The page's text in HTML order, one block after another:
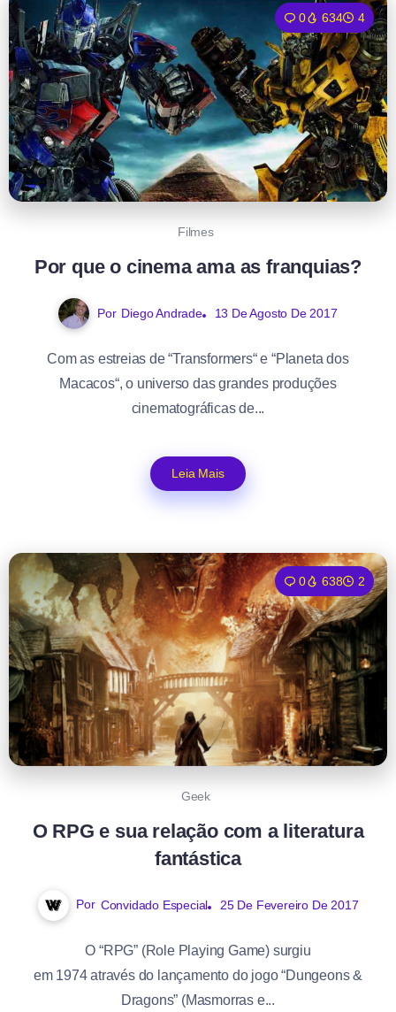
0 634 4
Filmes
Por que o cinema ama as franquias?
Por Diego Andrade 13 De Agosto De 2017
Com as estreias de “Transformers“ e “Planeta dos
Macacos“, o universo das grandes produções
cinematográficas de...
Leia Mais
0 638 2
Geek
O RPG e sua relação com a literatura
fantástica
Por Convidado Especial 25 De Fevereiro De 2017
O “RPG” (Role Playing Game) surgiu
em 1974 através do lançamento do jogo “Dungeons &
Dragons” (Masmorras e...